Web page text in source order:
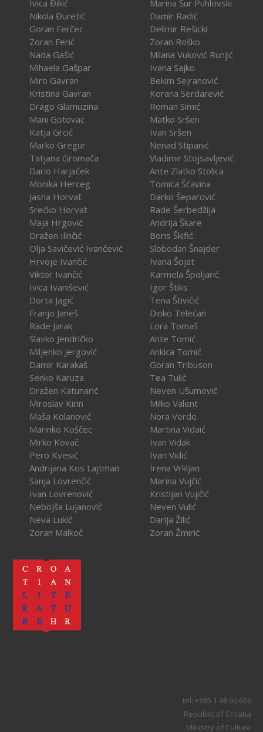
Ivica Đikić
Nikola Đuretić
Goran Ferčec
Zoran Ferić
Nada Gašić
Mihaela Gašpar
Miro Gavran
Kristina Gavran
Drago Glamuzina
Mani Gotovac
Katja Grcić
Marko Gregur
Tatjana Gromača
Dario Harjaček
Monika Herceg
Jasna Horvat
Srećko Horvat
Maja Hrgović
Dražen Ilinčić
Olja Savičević Ivančević
Hrvoje Ivančić
Viktor Ivančić
Ivica Ivanišević
Dorta Jagić
Franjo Janeš
Rade Jarak
Slavko Jendričko
Miljenko Jergović
Damir Karakaš
Senko Karuza
Dražen Katunarić
Miroslav Kirin
Maša Kolanović
Marinko Koščec
Mirko Kovač
Pero Kvesić
Andrijana Kos Lajtman
Sanja Lovrenčić
Ivan Lovrenović
Nebojša Lujanović
Neva Lukić
Zoran Malkoč
Marina Šur Puhlovski
Damir Radić
Delimir Rešicki
Zoran Roško
Milana Vuković Runjić
Ivana Sajko
Bekim Sejranović
Korana Serdarević
Roman Simić
Matko Sršen
Ivan Sršen
Nenad Stipanić
Vladimir Stojsavljević
Ante Zlatko Stolica
Tomica Šćavina
Darko Šeparović
Rade Šerbedžija
Andrija Škare
Boris Škifić
Slobodan Šnajder
Ivana Šojat
Karmela Špoljarić
Igor Štiks
Tena Štivičić
Dinko Telećan
Lora Tomaš
Ante Tomić
Ankica Tomić
Goran Tribuson
Tea Tulić
Neven Ušumović
Milko Valent
Nora Verde
Martina Vidaić
Ivan Vidak
Ivan Vidić
Irena Vrkljan
Marina Vujčić
Kristijan Vujičić
Neven Vulić
Darija Žilić
Zoran Žmirić
tel: +385 1 48 66 666
Republic of Croatia
Ministry of Culture